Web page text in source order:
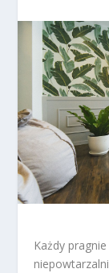
Każdy